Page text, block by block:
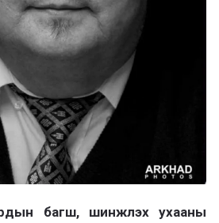
багш, шинжлэх ухааны